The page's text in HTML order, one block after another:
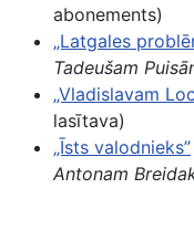
abonements)
„Latgales
Tadeušam
„Vladislavam
lasītava)
„Īsts valodnieks”
Antonam